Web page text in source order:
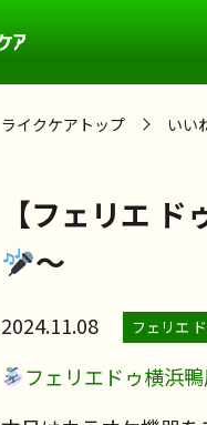
ライクケアトップ いい
【フェリエ
～
2024.11.08 フェリエ
フェリエドゥ横浜